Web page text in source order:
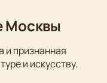
Москвы
и признанная
и искусству.